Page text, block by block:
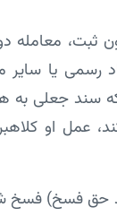
در معامله معارض نقش کلیدی دارد.
یا سایر
سند جعلی به
عمل او
حق فسخ)